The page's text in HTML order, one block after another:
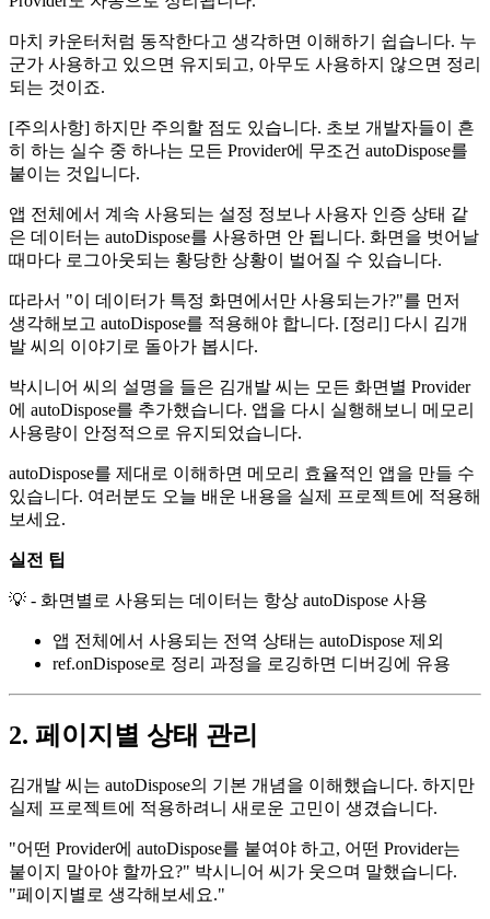
마치 카운터처럼 동작한다고 생각하면 이해하기 쉽습니다. 누
군가 사용하고 있으면 유지되고, 아무도 사용하지 않으면 정리
되는 것이죠.
[주의사항] 하지만 주의할 점도 있습니다. 초보 개발자들이 흔
히 하는 실수 중 하나는 모든 Provider에 무조건 autoDispose를
붙이는 것입니다.
앱 전체에서 계속 사용되는 설정 정보나 사용자 인증 상태 같
은 데이터는 autoDispose를 사용하면 안 됩니다. 화면을 벗어날
때마다 로그아웃되는 황당한 상황이 벌어질 수 있습니다.
따라서 "이 데이터가 특정 화면에서만 사용되는가?"를 먼저
생각해보고 autoDispose를 적용해야 합니다. [정리] 다시 김개
발 씨의 이야기로 돌아가 봅시다.
박시니어 씨의 설명을 들은 김개발 씨는 모든 화면별 Provider
에 autoDispose를 추가했습니다. 앱을 다시 실행해보니 메모리
사용량이 안정적으로 유지되었습니다.
autoDispose를 제대로 이해하면 메모리 효율적인 앱을 만들 수
있습니다. 여러분도 오늘 배운 내용을 실제 프로젝트에 적용해
보세요.
실전 팁
💡 - 화면별로 사용되는 데이터는 항상 autoDispose 사용
앱 전체에서 사용되는 전역 상태는 autoDispose 제외
ref.onDispose로 정리 과정을 로깅하면 디버깅에 유용
2. 페이지별 상태 관리
김개발 씨는 autoDispose의 기본 개념을 이해했습니다. 하지만
실제 프로젝트에 적용하려니 새로운 고민이 생겼습니다.
"어떤 Provider에 autoDispose를 붙여야 하고, 어떤 Provider는
붙이지 말아야 할까요?" 박시니어 씨가 웃으며 말했습니다.
"페이지별로 생각해보세요."